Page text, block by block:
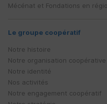
Mécénat et Fondations en
Le groupe coopératif
Notre histoire
Notre organisation coopérative
Notre identité
Nos activités
Notre engagement coopératif